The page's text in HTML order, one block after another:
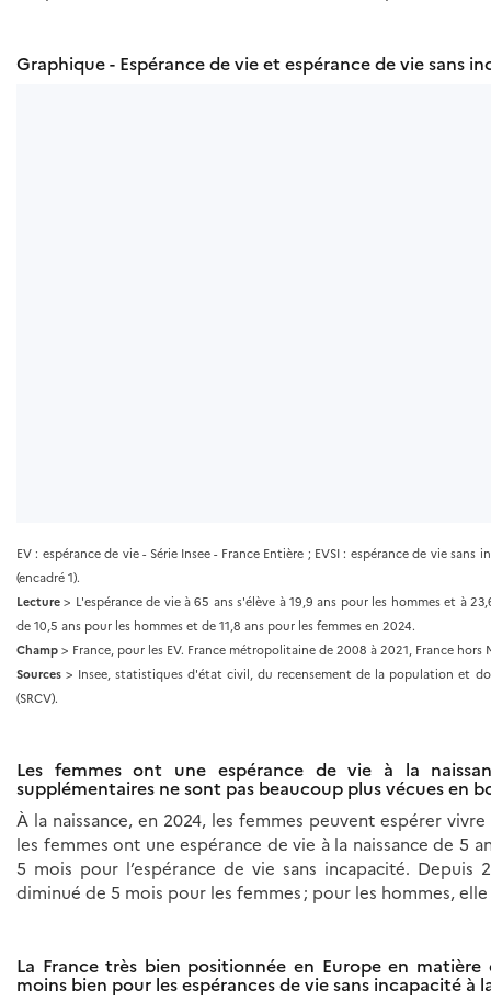
Graphique - Espérance de vie et espérance de vie sans
EV : espérance de vie - Série Insee - France Entière ; EVSI : espérance de vie
(encadré 1).
Lecture> L'espérance de vie à 65 ans s'élève à 19,9 ans pour les hommes et à
de 10,5 ans pour les hommes et de 11,8 ans pour les femmes en 2024.
Champ> France, pour les EV. France métropolitaine de 2008 à 2021, France
Sources> Insee, statistiques d'état civil, du recensement de la population et
(SRCV).
Les femmes ont une espérance de vie à la
supplémentaires ne sont pas beaucoup plus vécues en
À la naissance, en 2024, les femmes peuvent espérer
les femmes ont une espérance de vie à la naissance de 5
5 mois pour l’espérance de vie sans incapacité. Depuis
diminué de 5 mois pour les femmes ; pour les hommes,
La France très bien positionnée en Europe en
moins bien pour les espérances de vie sans incapacité à